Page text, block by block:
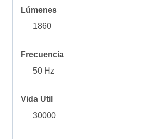
Lúmenes
1860
Frecuencia
50 Hz
Vida Util
30000